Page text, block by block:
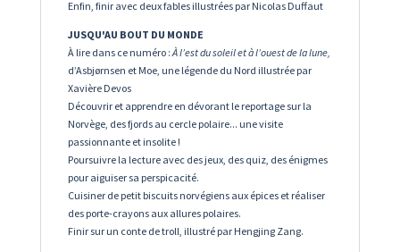
Enfin, finir avec deux fables illustrées par Nicolas Duffaut
JUSQU'AU BOUT DU MONDE
À lire dans ce numéro :À l’est du soleil et à l’ouest de la lune,
d’Asbjørnsen et Moe, une légende du Nord illustrée par
Xavière Devos
Découvrir et apprendre en dévorant le reportage sur la
Norvège, des fjords au cercle polaire... une visite
passionnante et insolite !
Poursuivre la lecture avec des jeux, des quiz, des énigmes
pour aiguiser sa perspicacité.
Cuisiner de petit biscuits norvégiens aux épices et réaliser
des porte-crayons aux allures polaires.
Finir sur un conte de troll, illustré par Hengjing Zang.